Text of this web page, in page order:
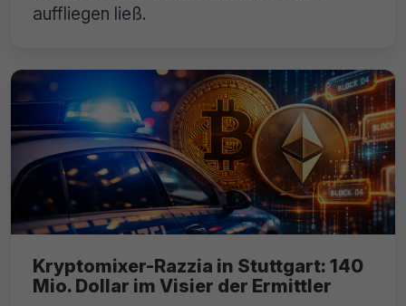
auffliegen ließ.
Kryptomixer-Razzia in Stuttgart: 140
Mio. Dollar im Visier der Ermittler